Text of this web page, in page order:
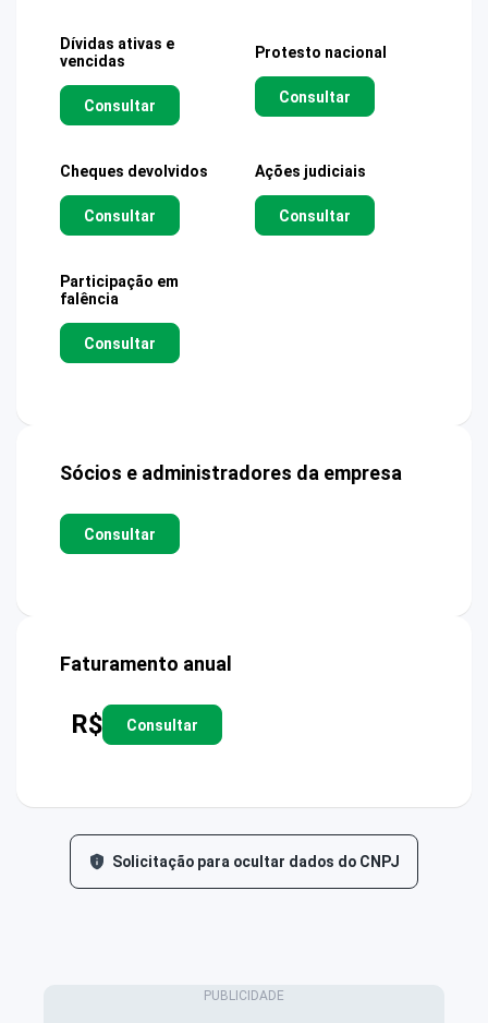
Dívidas ativas e
vencidas
Consultar
Protesto nacional
Consultar
Cheques devolvidos
Consultar
Ações judiciais
Consultar
Participação em
falência
Consultar
Sócios e administradores da empresa
Consultar
Faturamento anual
R$ Consultar
Solicitação para ocultar dados do CNPJ